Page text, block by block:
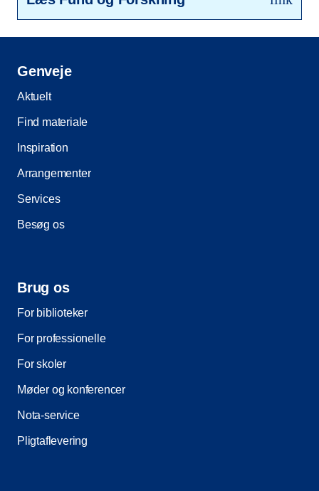
Genveje
Aktuelt
Find materiale
Inspiration
Arrangementer
Services
Besøg os
Brug os
For biblioteker
For professionelle
For skoler
Møder og konferencer
Nota-service
Pligtaflevering